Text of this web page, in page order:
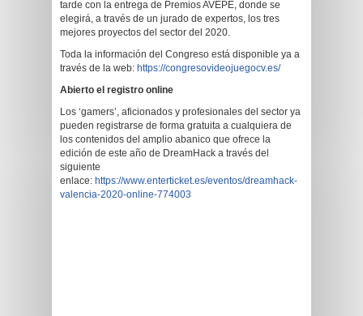
tarde con la entrega de Premios AVEPE, donde se
elegirá, a través de un jurado de expertos, los tres
mejores proyectos del sector del 2020.
Toda la información del Congreso está disponible ya a
través de la web: https://congresovideojuegocv.es/
Abierto el registro online
Los ‘gamers’, aficionados y profesionales del sector ya
pueden registrarse de forma gratuita a cualquiera de
los contenidos del amplio abanico que ofrece la
edición de este año de DreamHack a través del
siguiente
enlace: https://www.enterticket.es/eventos/dreamhack-
valencia-2020-online-774003